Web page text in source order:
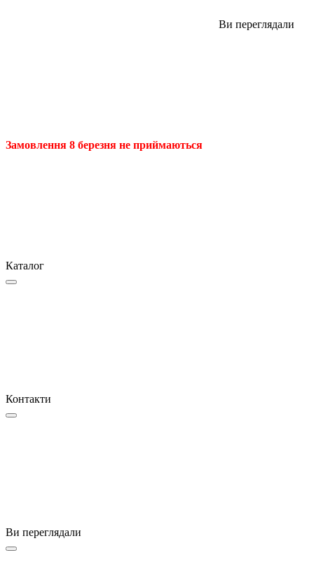
Ви переглядали
Замовлення 8 березня не приймаються
Каталог
Контакти
Ви переглядали